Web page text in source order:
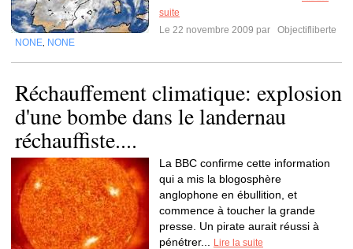
suite
Le 22 novembre 2009 par
Objectifliberte
NONE NONE
Réchauffement climatique: explosion
d'une bombe dans le landernau
réchauffiste....
La BBC confirme cette information
qui a mis la blogosphère
anglophone en ébullition, et
commence à toucher la grande
presse. Un pirate aurait réussi à
pénétrer...
Lire la suite